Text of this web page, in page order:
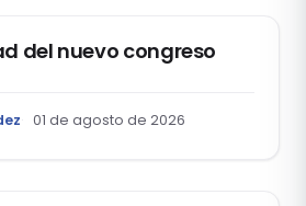
del nuevo congreso
01 de agosto de 2026